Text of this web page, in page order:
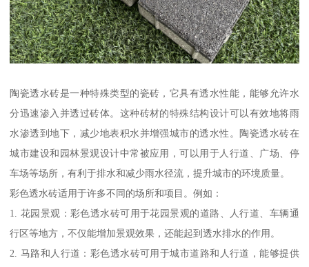
陶瓷透水砖是一种特殊类型的瓷砖，它具有透水性能，能够允许水
分迅速渗入并透过砖体。这种砖材的特殊结构设计可以有效地将雨
水渗透到地下，减少地表积水并增强城市的透水性。陶瓷透水砖在
城市建设和园林景观设计中常被应用，可以用于人行道、广场、停
车场等场所，有利于排水和减少雨水径流，提升城市的环境质量。
彩色透水砖适用于许多不同的场所和项目。例如：
1. 花园景观：彩色透水砖可用于花园景观的道路、人行道、车辆通
行区等地方，不仅能增加景观效果，还能起到透水排水的作用。
2. 马路和人行道：彩色透水砖可用于城市道路和人行道，能够提供